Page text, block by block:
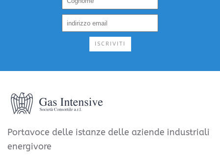
ISCRIVITI
Portavoce delle istanze delle aziende industriali
energivore